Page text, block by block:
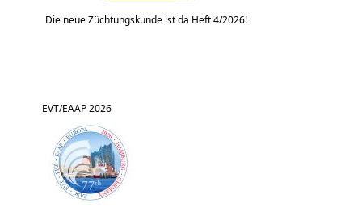
Die neue Züchtungskunde ist da Heft 4/2026!
EVT/EAAP 2026